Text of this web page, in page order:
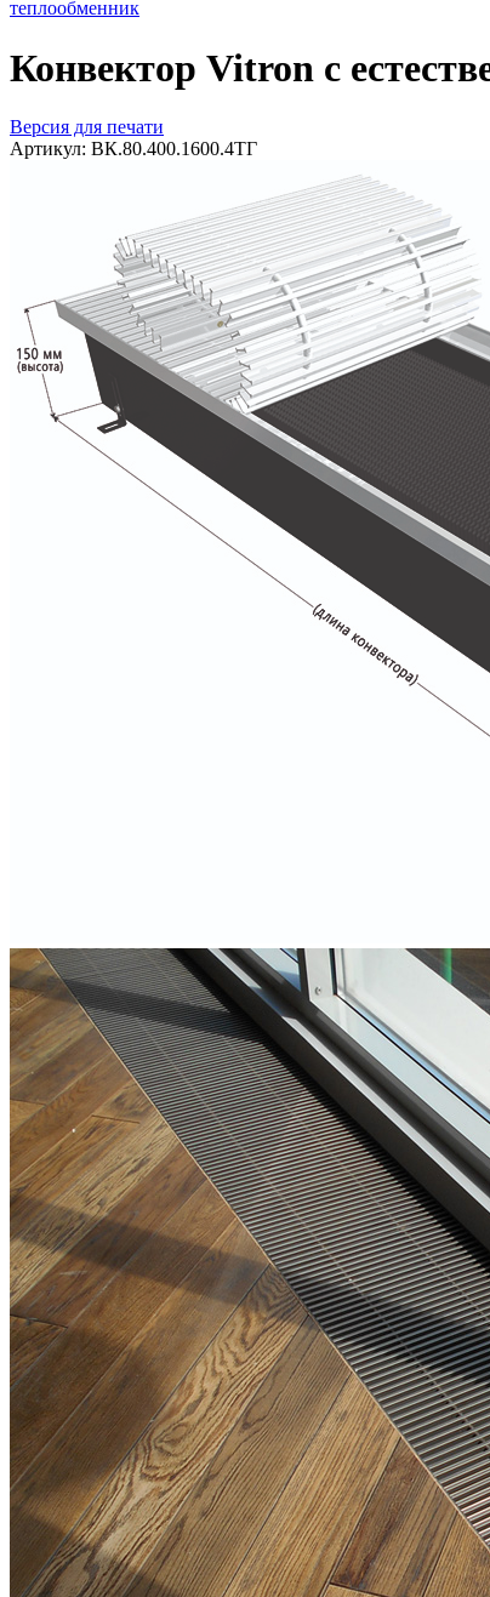
теплообменник
Конвектор Vitron с
Версия для печати
Артикул: ВК.80.400.1600.4ТГ